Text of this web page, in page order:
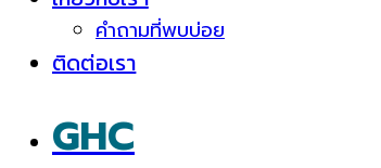
คำถามที่พบบ่อย
ติดต่อเรา
GHC